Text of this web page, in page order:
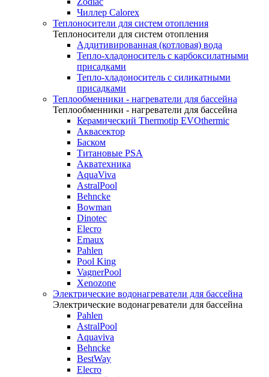
Чиллер Calorex
Теплоносители для систем отопления
Теплоносители для систем отопления
Аддитивированная (котловая) вода
Тепло-хладоноситель с карбоксилатными
присадками
Тепло-хладоноситель с силикатными
присадками
Теплообменники - нагреватели для бассейна
Теплообменники - нагреватели для бассейна
Керамический Thermotip EVOthermic
Аквасектор
Баском
Титановые PSA
Акватехника
AquaViva
AstralPool
Behncke
Bowman
Dinotec
Elecro
Emaux
Pahlen
Pool King
VagnerPool
Xenozone
Электрические водонагреватели для бассейна
Электрические водонагреватели для бассейна
Pahlen
AstralPool
Aquaviva
Behncke
BestWay
Elecro